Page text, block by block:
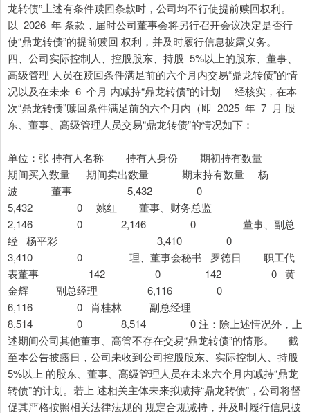
龙转债”上述有条件赎回条款时，公司均不行使提前赎回权利。
以 2026 年 条款，届时公司董事会将另行召开会议决定是否行
使“鼎龙转债”的提前赎回 权利，并及时履行信息披露义务。
四、公司实际控制人、控股股东、持股 5%以上的股东、董事、
高级管理 人员在赎回条件满足前的六个月内交易“鼎龙转债”的情
况以及在未来 6 个月 内减持“鼎龙转债”的计划 经核实，在本
次“鼎龙转债”赎回条件满足前的六个月内（即 2025 年 7 月 股
东、董事、高级管理人员交易“鼎龙转债”的情况如下：
单位：张 持有人名称 持有人身份 期初持有数量
期间买入数量 期间卖出数量 期末持有数量 杨
波 董事 5,432 0
5,432 0 姚红 董事、财务总监
2,146 0 2,146 0 董事、副总
经 杨平彩 3,410 0
3,410 0 理、董事会秘书 罗德日 职工代
表董事 142 0 142 0 黄
金辉 副总经理 6,116 0
6,116 0 肖桂林 副总经理
8,514 0 8,514 0 注：除上述情况外，上
述期间公司其他董事、高管不存在交易“鼎龙转债”的情形。 截
至本公告披露日，公司未收到公司控股股东、实际控制人、持股
5%以上 的股东、董事、高级管理人员在未来六个月内减持“鼎龙
转债”的计划。若上 述相关主体未来拟减持“鼎龙转债”，公司将督
促其严格按照相关法律法规的 规定合规减持，并及时履行信息披